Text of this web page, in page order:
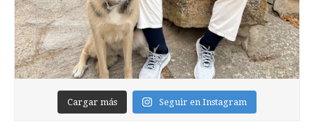
Cargar más Seguir en Instagram